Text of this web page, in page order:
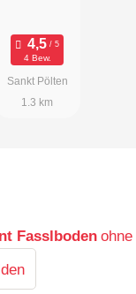
4 Bew.
Sankt Pölten
1.3 km
Fasslboden ohne